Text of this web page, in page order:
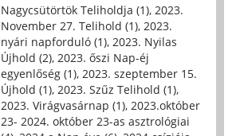
Nagycsütörtök Teliholdja (1), 2023.
November 27. Telihold (1), 2023.
nyári napforduló (1), 2023. Nyilas
Újhold (2), 2023. őszi Nap-éj
egyenlőség (1), 2023. szeptember 15.
Újhold (1), 2023. Szűz Telihold (1),
2023. Virágvasárnap (1), 2023.október
23- 2024. október 23-as asztrológiai